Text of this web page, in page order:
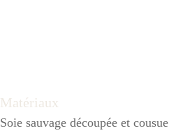
Matériaux
Soie sauvage découpée et cousue